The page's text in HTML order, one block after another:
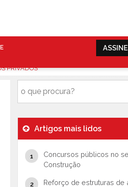
PRIVADOS
Artigos mais lidos
Concursos públicos no
Construção
Reforço de estruturas de